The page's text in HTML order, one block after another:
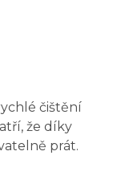
čištění
že díky
prát.